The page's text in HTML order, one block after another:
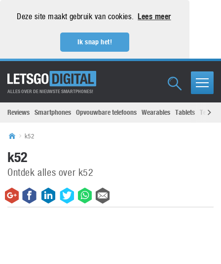
Deze site maakt gebruik van cookies. Lees meer
Ik snap het!
ALLES OVER DE NIEUWSTE SMARTPHONES!
Reviews Smartphones Opvouwbare telefoons Wearables Tablets
k52
k52
Ontdek alles over k52